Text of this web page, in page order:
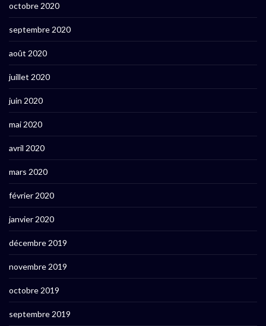
octobre 2020
septembre 2020
août 2020
juillet 2020
juin 2020
mai 2020
avril 2020
mars 2020
février 2020
janvier 2020
décembre 2019
novembre 2019
octobre 2019
septembre 2019